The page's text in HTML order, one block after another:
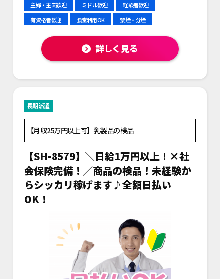
主婦・主夫歓迎 ミドル歓迎
経験者歓迎
有資格者歓迎
食堂利用OK 禁煙・分煙
詳しく見る
長期派遣
【月収25万円以上可】乳製品の検品
【SH-8579】＼日給1万円以上！×社
会保険完備！／商品の検品！未経験か
らシッカリ稼げます♪全額日払い
OK！